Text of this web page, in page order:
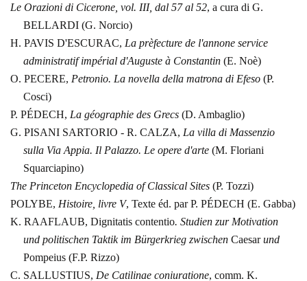
Le Orazioni di Cicerone, vol. III, dal 57 al 52, a cura di G.
BELLARDI (G. Norcio)
H. PAVIS D'ESCURAC, La prèfecture de l'annone service
administratif impérial d'Auguste à Constantin(E. Noè)
O. PECERE, Petronio. La novella della matrona di Efeso (P.
Cosci)
P. PÉDECH, La géographie des Grecs (D. Ambaglio)
G. PISANI SARTORIO - R. CALZA, La villa di Massenzio
sulla Via Appia. Il Palazzo. Le opere d'arte(M. Floriani
Squarciapino)
The Princeton Encyclopedia of Classical Sites (P. Tozzi)
POLYBE, Histoire, livre V, Texte éd. par P. PÉDECH (E. Gabba)
K. RAAFLAUB, Dignitatis contentio. Studien zur Motivation
und politischen Taktik im BürgerkriegzwischenCaesarund
Pompeius (F.P. Rizzo)
C. SALLUSTIUS, De Catilinae coniuratione, comm. K.